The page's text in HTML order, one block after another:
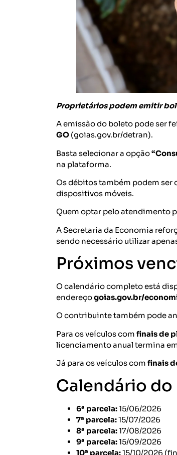
Proprietários podem emitir
A emissão do boleto pode ser
GO (goias.gov.br/detran).
Basta selecionar a opção
na plataforma.
Os débitos também podem ser
dispositivos móveis.
Quem optar pelo atendimento
A Secretaria da Economia
sendo necessário utilizar
Próximos
O calendário completo está
endereçogoias.gov.br/
O contribuinte também pode
Para os veículos com finais de
licenciamento anual termina
Já para os veículos com finais
Calendário do
6ª parcela:15/06/2026
7ª parcela:15/07/2026
8ª parcela:17/08/2026
9ª parcela:15/09/2026
10ª parcela:15/10/2026